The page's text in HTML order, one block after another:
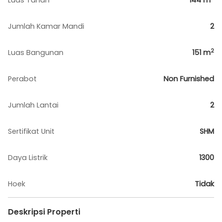
Jumlah Kamar Mandi 2
Luas Bangunan 151 m2
Perabot Non Furnished
Jumlah Lantai 2
Sertifikat Unit SHM
Daya Listrik 1300
Hoek Tidak
Deskripsi Properti